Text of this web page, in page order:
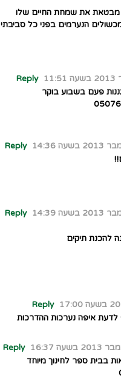
מבטאת את שמחת החיים שלו
הנערמים בפני כל סביבתי
Reply
פעם בשבוע בוקר
Reply
Reply
להכנת תיקים
Reply
לדעת איפה נערכות ההדרכות
Reply
בבית ספר לחינוך מיוחד